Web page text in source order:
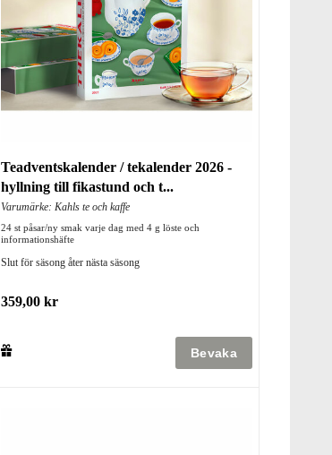
Teadventskalender / tekalender 2026 -
hyllning till fikastund och t...
Varumärke: Kahls te och kaffe
24 st påsar/ny smak varje dag med 4 g löste och
informationshäfte
Slut för säsong åter nästa säsong
359,00 kr